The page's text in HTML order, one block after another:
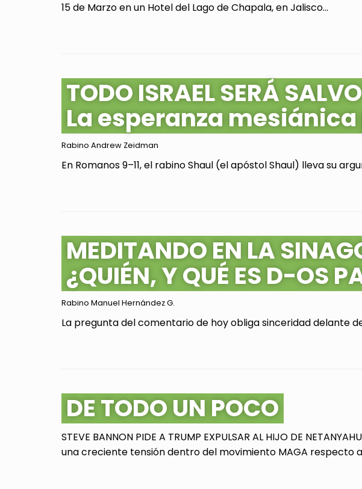
15 de Marzo en un Hotel del Lago de Chapala, en Jalisco...
TODO ISRAEL SERÁ SALVO
La esperanza
Rabino Andrew Zeidman
En Romanos 9–11, el rabino Shaul (el apóstol Shaul) lleva su
MEDITANDO EN LA
¿QUIÉN, Y QUÉ ES D-OS
Rabino Manuel Hernández G.
La pregunta del comentario de hoy obliga sinceridad delante
DE TODO UN POCO
STEVE BANNON PIDE A TRUMP EXPULSAR AL HIJO DE
una creciente tensión dentro del movimiento MAGA respecto